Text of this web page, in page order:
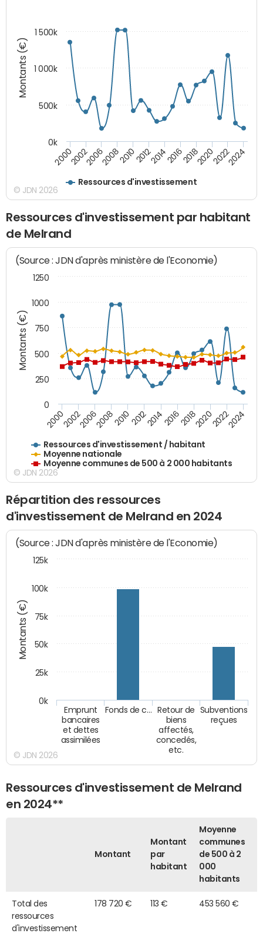
Montants (€)
Ressources d'investissement
200020022006200820102012201420162018202020222024
0k
500k
1 000k
1 500k
© JDN 2026
Ressources d'investissement par habitant
de Melrand
Montants (€)
(Source : JDN d'après ministère de l'Economie)
Ressources d'investissement / habitant
Moyenne nationale
Moyenne communes de 500 à 2 000 habitants
200020022006200820102012201420162018202020222024
0
250
500
750
1000
1250
© JDN 2026
Répartition des ressources
d'investissement de Melrand en 2024
Montants (€)
(Source : JDN d'après ministère de l'Economie)
Emprunt
bancaires
et dettes
assimilées
Fonds de c…
Retour de
biens
affectés,
concedés,
etc.
Subventions
reçues
0k
25k
50k
75k
100k
125k
© JDN 2026
Ressources d'investissement de Melrand
en 2024**
Montant
Montant
par
habitant
Moyenne
communes
de 500 à 2
000
habitants
Total des
ressources
d'investissement
178 720 € 113 € 453 560 €